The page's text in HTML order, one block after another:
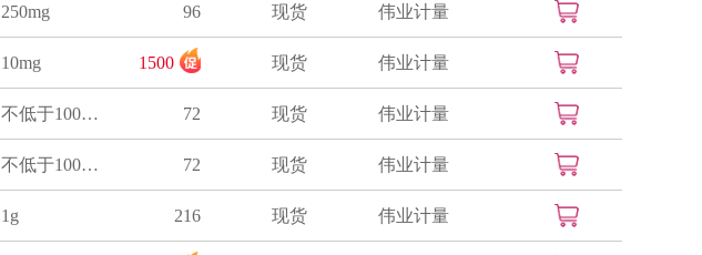
250mg 96 现货 伟业计量
10mg 1500 现货 伟业计量
不低于100mg 72 现货 伟业计量
不低于100mg 72 现货 伟业计量
1g 216 现货 伟业计量